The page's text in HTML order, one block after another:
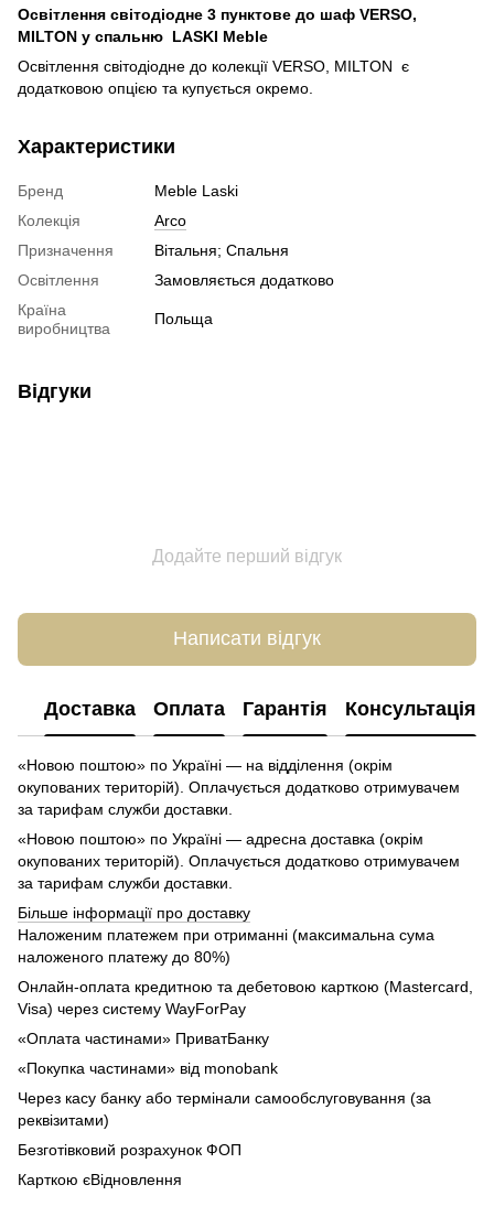
Освітлення світодіодне 3 пунктове до шаф VERSO,
MILTON у спальню LASKI Meble
Освітлення світодіодне до колекції VERSO, MILTON є
додатковою опцією та купується окремо.
Характеристики
Бренд
Meble Laski
Колекція
Arco
Призначення
Вітальня; Спальня
Освітлення
Замовляється додатково
Країна
виробництва
Польща
Відгуки
Додайте перший відгук
Написати відгук
Доставка Оплата Гарантія Консультація
«Новою поштою» по Україні — на відділення (окрім
окупованих територій). Оплачується додатково отримувачем
за тарифам служби доставки.
«Новою поштою» по Україні — адресна доставка (окрім
окупованих територій). Оплачується додатково отримувачем
за тарифам служби доставки.
Більше інформації про доставку
Наложеним платежем при отриманні (максимальна сума
наложеного платежу до 80%)
Онлайн-оплата кредитною та дебетовою карткою (Mastercard,
Visa) через систему WayForPay
«Оплата частинами» ПриватБанку
«Покупка частинами» від monobank
Через касу банку або термінали самообслуговування (за
реквізитами)
Безготівковий розрахунок ФОП
Карткою єВідновлення